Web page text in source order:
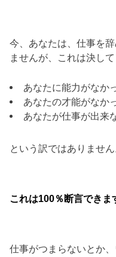
今、あなたは、仕事を
ませんが、これは決して
あなたに能力がなか
あなたの才能がなか
あなたが仕事が出来
という訳ではありません
これは100％断言できま
仕事がつまらないとか